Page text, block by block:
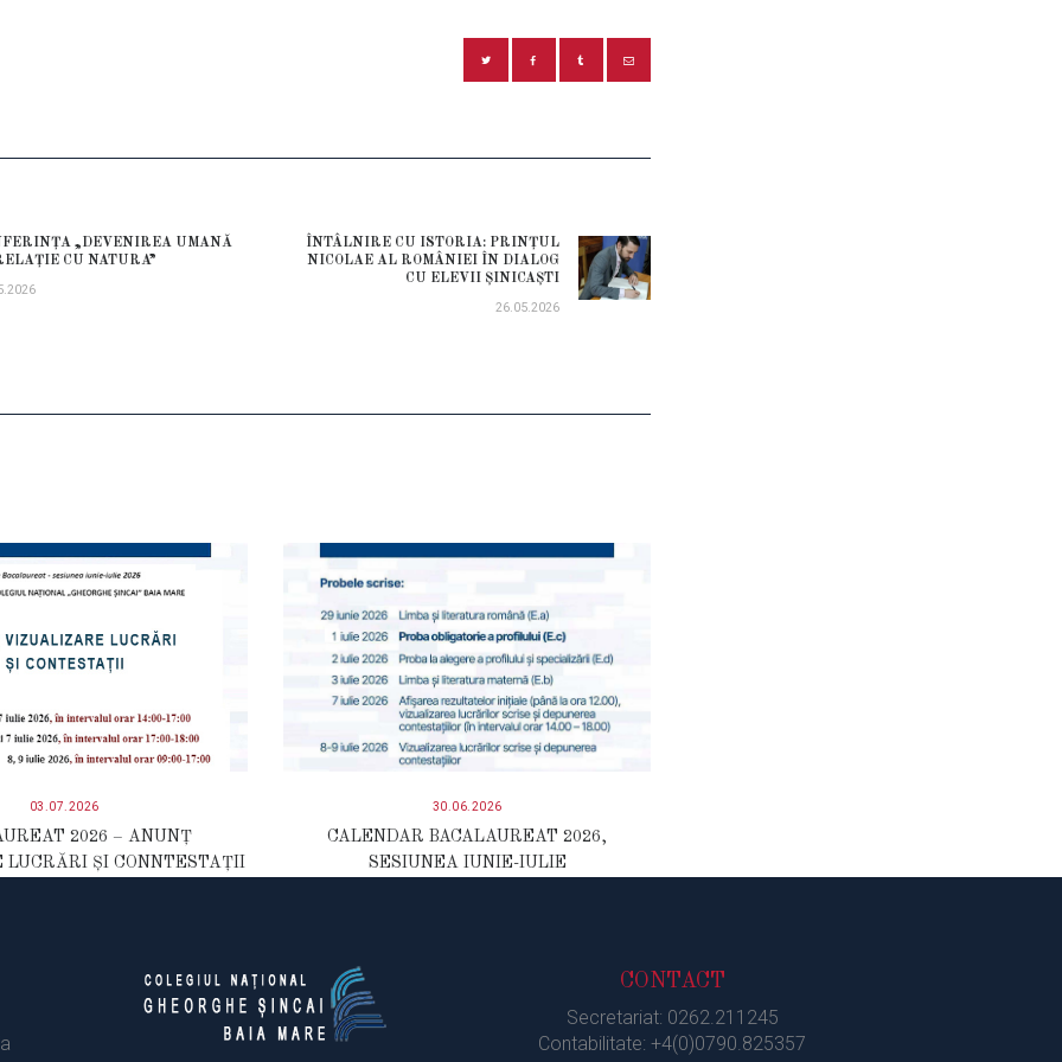
„DEVENIREA UMANĂ
CU NATURA”
Next
post:
ÎNTÂLNIRE CU ISTORIA: PRINȚUL
NICOLAE AL ROMÂNIEI ÎN DIALOG
CU ELEVII ȘINICAȘTI
26.05.2026
03.07.2026
2026 – ANUNȚ
ȘI CONNTESTAȚII
30.06.2026
CALENDAR BACALAUREAT 2026,
SESIUNEA IUNIE-IULIE
CONTACT
Secretariat: 0262.211245
Contabilitate: +4(0)0790.825357